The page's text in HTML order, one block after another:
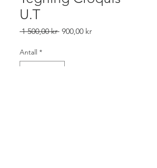
U.T
1 500,00 kr Vanlig
900,00 krSalgspris
Antall *